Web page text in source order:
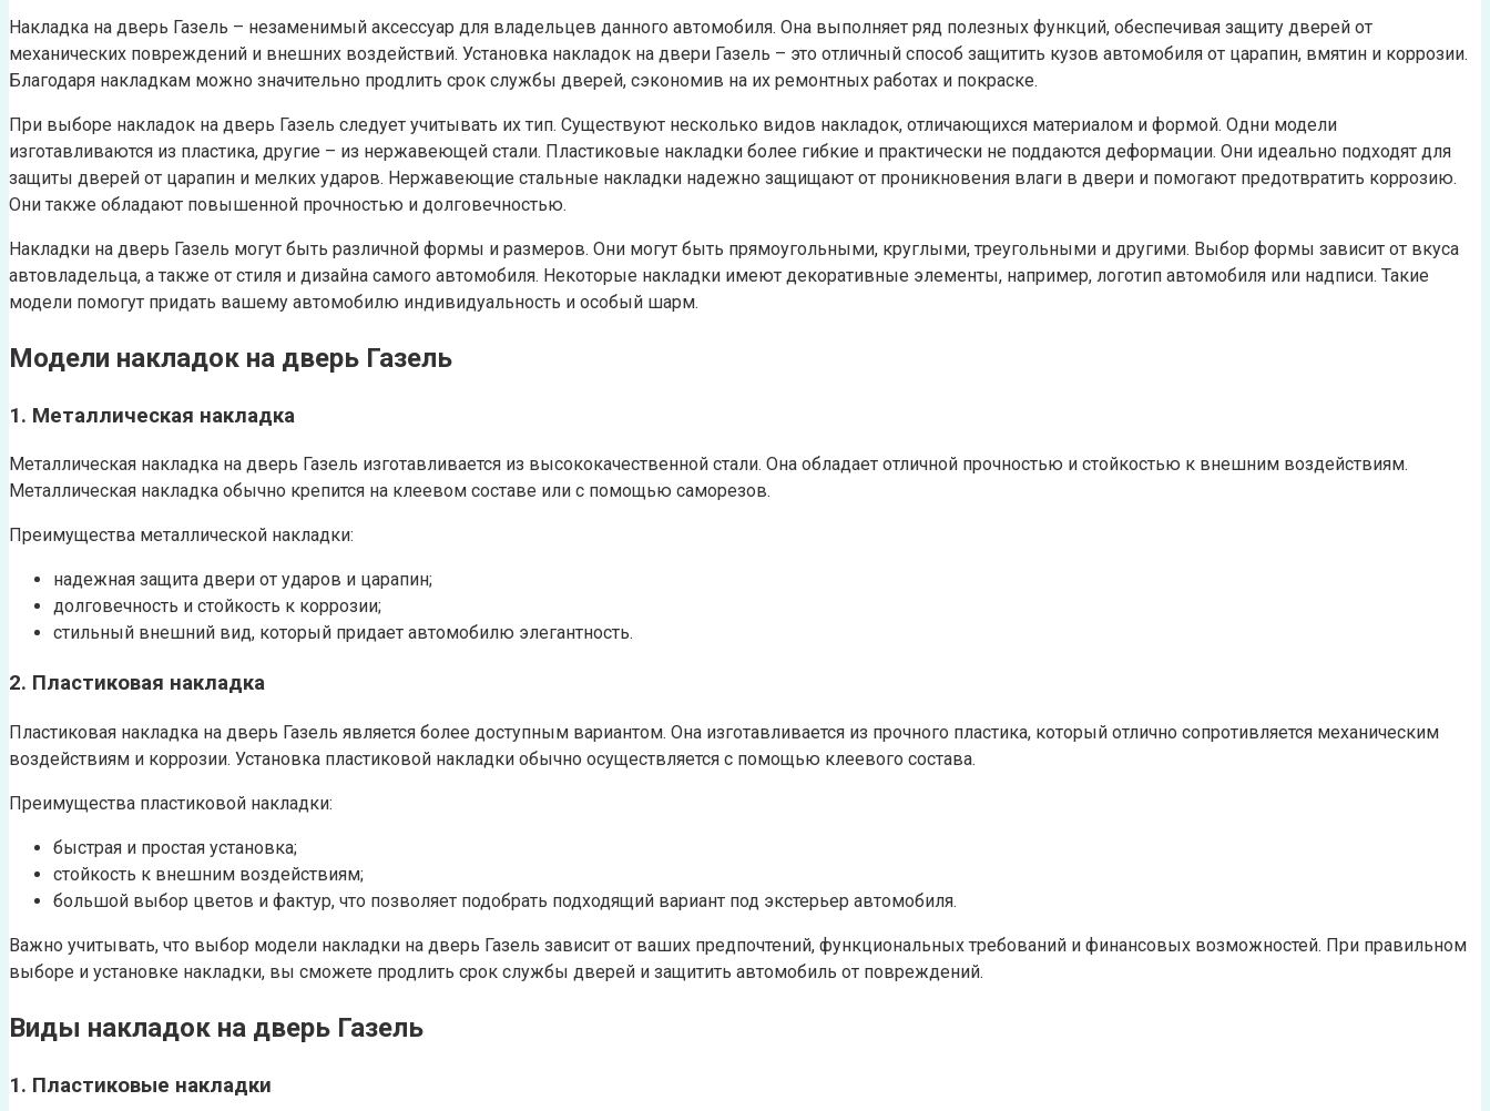
Накладка на дверь Газель – незаменимый аксессуар для владельцев данного автомобиля. Она выполняет ряд полезных функций, обеспечивая защиту дверей от
механических повреждений и внешних воздействий. Установка накладок на двери Газель – это отличный способ защитить кузов автомобиля от царапин, вмятин и коррозии.
Благодаря накладкам можно значительно продлить срок службы дверей, сэкономив на их ремонтных работах и покраске.
При выборе накладок на дверь Газель следует учитывать их тип. Существуют несколько видов накладок, отличающихся материалом и формой. Одни модели
изготавливаются из пластика, другие – из нержавеющей стали. Пластиковые накладки более гибкие и практически не поддаются деформации. Они идеально подходят для
защиты дверей от царапин и мелких ударов. Нержавеющие стальные накладки надежно защищают от проникновения влаги в двери и помогают предотвратить коррозию.
Они также обладают повышенной прочностью и долговечностью.
Накладки на дверь Газель могут быть различной формы и размеров. Они могут быть прямоугольными, круглыми, треугольными и другими. Выбор формы зависит от вкуса
автовладельца, а также от стиля и дизайна самого автомобиля. Некоторые накладки имеют декоративные элементы, например, логотип автомобиля или надписи. Такие
модели помогут придать вашему автомобилю индивидуальность и особый шарм.
Модели накладок на дверь Газель
1. Металлическая накладка
Металлическая накладка на дверь Газель изготавливается из высококачественной стали. Она обладает отличной прочностью и стойкостью к внешним воздействиям.
Металлическая накладка обычно крепится на клеевом составе или с помощью саморезов.
Преимущества металлической накладки:
надежная защита двери от ударов и царапин;
долговечность и стойкость к коррозии;
стильный внешний вид, который придает автомобилю элегантность.
2. Пластиковая накладка
Пластиковая накладка на дверь Газель является более доступным вариантом. Она изготавливается из прочного пластика, который отлично сопротивляется механическим
воздействиям и коррозии. Установка пластиковой накладки обычно осуществляется с помощью клеевого состава.
Преимущества пластиковой накладки:
быстрая и простая установка;
стойкость к внешним воздействиям;
большой выбор цветов и фактур, что позволяет подобрать подходящий вариант под экстерьер автомобиля.
Важно учитывать, что выбор модели накладки на дверь Газель зависит от ваших предпочтений, функциональных требований и финансовых возможностей. При правильном
выборе и установке накладки, вы сможете продлить срок службы дверей и защитить автомобиль от повреждений.
Виды накладок на дверь Газель
1. Пластиковые накладки